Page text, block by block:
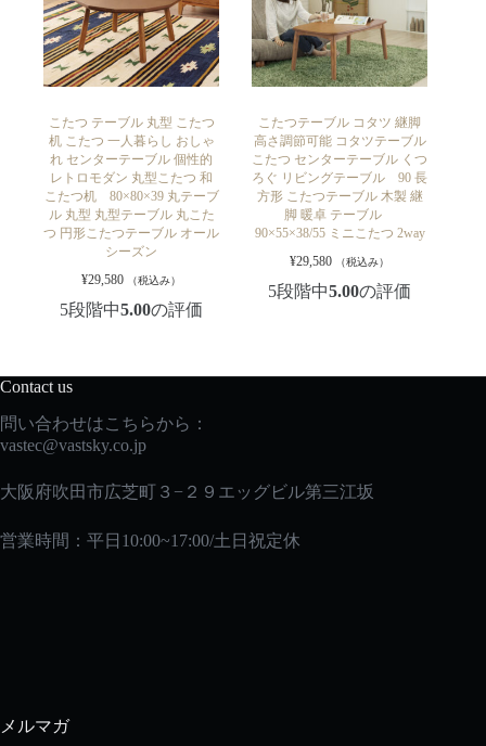
こたつ テーブル 丸型 こたつ
机 こたつ 一人暮らし おしゃ
れ センターテーブル 個性的
レトロモダン 丸型こたつ 和
こたつ机 80×80×39 丸テーブ
ル 丸型 丸型テーブル 丸こた
つ 円形こたつテーブル オール
シーズン
¥29,580 （税込み）
5段階中5.00の評価
こたつテーブル コタツ 継脚
高さ調節可能 コタツテーブル
こたつ センターテーブル くつ
ろぐ リビングテーブル 90 長
方形 こたつテーブル 木製 継
脚 暖卓 テーブル
90×55×38/55 ミニこたつ 2way
¥29,580 （税込み）
5段階中5.00の評価
Contact us
問い合わせはこちらから：
vastec@vastsky.co.jp
大阪府吹田市広芝町３−２９エッグビル第三江坂
営業時間：平日10:00~17:00/土日祝定休
メルマガ